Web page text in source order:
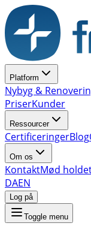
Platform
Nybyg &
PriserKunder
Ressourcer
CertificeringerBlog
Om os
KontaktMød
DAEN
Log på
Toggle menu